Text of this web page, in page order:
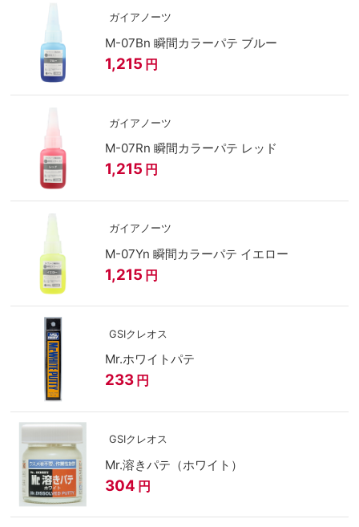
ガイアノーツ
M-07Bn 瞬間カラーパテ ブルー
1,215 円
ガイアノーツ
M-07Rn 瞬間カラーパテ レッド
1,215 円
ガイアノーツ
M-07Yn 瞬間カラーパテ イエロー
1,215 円
GSIクレオス
Mr.ホワイトパテ
233 円
GSIクレオス
Mr.溶きパテ（ホワイト）
304 円